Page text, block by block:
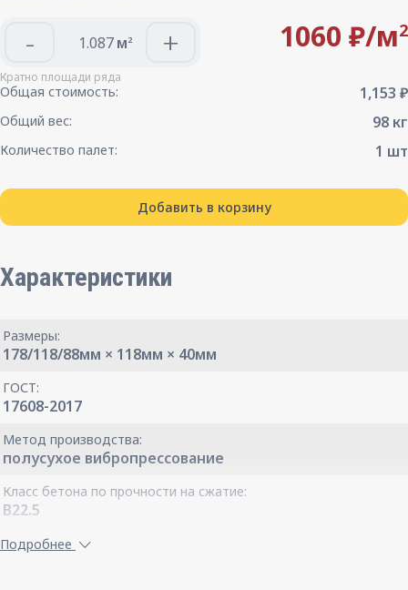
- м2 +
Кратно площади ряда
1060 ₽/м2
Общая стоимость: 1,153 ₽
Общий вес: 98 кг
Количество палет: 1 шт
Добавить в корзину
Характеристики
Размеры:
178/118/88мм × 118мм × 40мм
ГОСТ:
17608-2017
Метод производства:
полусухое вибропрессование
Класс бетона по прочности на сжатие:
B22.5
Класс бетона по прочности на растяжение при изгибе:
Подробнее